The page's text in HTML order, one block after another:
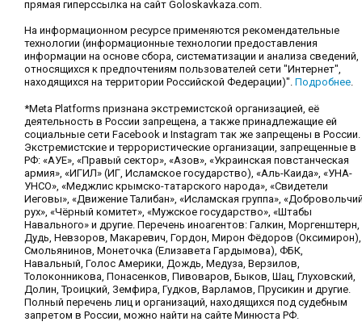
прямая гиперссылка на сайт Goloskavkaza.com.
На информационном ресурсе применяются рекомендательные
технологии (информационные технологии предоставления
информации на основе сбора, систематизации и анализа сведений,
относящихся к предпочтениям пользователей сети "Интернет",
находящихся на территории Российской Федерации)". Подробнее
*Meta Platforms признана экстремистской организацией, её
деятельность в России запрещена, а также принадлежащие ей
социальные сети Facebook и Instagram так же запрещены в России.
Экстремистские и террористические организации, запрещенные в
РФ: «АУЕ», «Правый сектор», «Азов», «Украинская повстанческая
армия», «ИГИЛ» (ИГ, Исламское государство), «Аль-Каида», «УНА-
УНСО», «Меджлис крымско-татарского народа», «Свидетели
Иеговы», «Движение Талибан», «Исламская группа»,
рух», «Чёрный комитет», «Мужское государство», «Штабы
Навального» и другие. Перечень иноагентов: Галкин, Моргенштерн,
Дудь, Невзоров, Макаревич, Гордон, Мирон Фёдоров (Оксимирон),
Смольянинов, Монеточка (Елизавета Гардымова), ФБК,
Навальный, Голос Америки, Дождь, Медуза, Верзилов,
Толоконникова, Понасенков, Пивоваров, Быков, Шац, Глуховский,
Долин, Троицкий, Земфира, Гудков, Варламов, Прусикин и другие.
Полный перечень лиц и организаций, находящихся под судебным
запретом в России, можно найти на сайте Минюста РФ.